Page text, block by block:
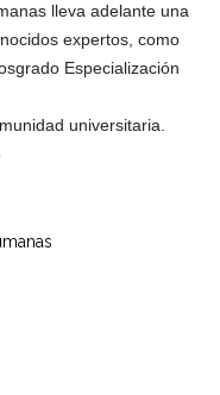
lleva adelante una
expertos, como
Especialización
universitaria.